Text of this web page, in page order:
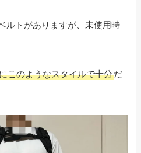
ルトがありますが、未使用時
このようなスタイルで十分だ